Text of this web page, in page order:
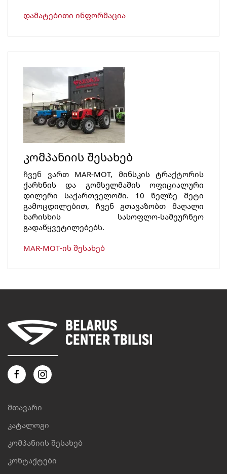
დამატებითი ინფორმაცია
კომპანიის შესახებ
ჩვენ ვართ MAR-MOT, მინსკის ტრაქტორის
ქარხნის და გომსელმაშის ოფიციალური
დილერი საქართველოში. 10 წელზე მეტი
გამოცდილებით, ჩვენ გთავაზობთ მაღალი
ხარისხის სასოფლო-სამეურნეო
გადაწყვეტილებებს.
MAR-MOT-ის შესახებ
მთავარი
კატალოგი
კომპანიის შესახებ
კონტაქტები